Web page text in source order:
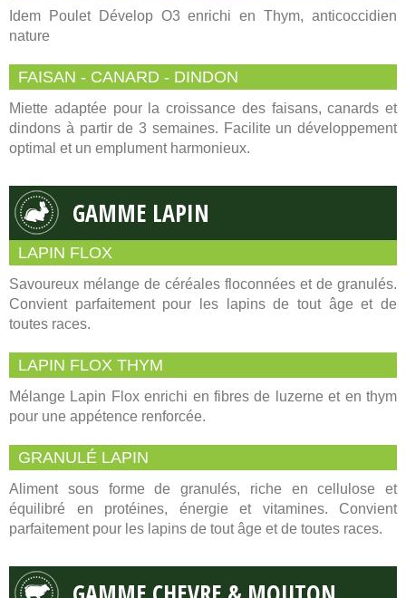
Idem Poulet Dévelop O3 enrichi en Thym, anticoccidien
nature
FAISAN - CANARD - DINDON
Miette adaptée pour la croissance des faisans, canards et
dindons à partir de 3 semaines. Facilite un développement
optimal et un emplument harmonieux.
GAMME LAPIN
LAPIN FLOX
Savoureux mélange de céréales floconnées et de granulés.
Convient parfaitement pour les lapins de tout âge et de
toutes races.
LAPIN FLOX THYM
Mélange Lapin Flox enrichi en fibres de luzerne et en thym
pour une appétence renforcée.
GRANULÉ LAPIN
Aliment sous forme de granulés, riche en cellulose et
équilibré en protéines, énergie et vitamines. Convient
parfaitement pour les lapins de tout âge et de toutes races.